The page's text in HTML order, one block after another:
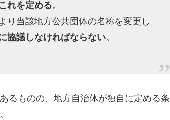
れを定める。
当該地方公共団体の名称を変更し
協議しなければならない。
るものの、地方自治体が独自に定める条